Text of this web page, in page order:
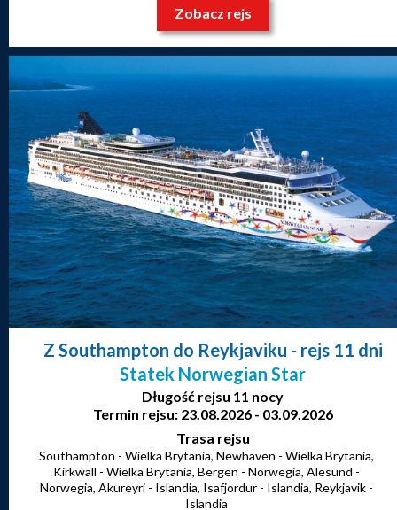
Zobacz rejs
Z Southampton do Reykjaviku - rejs 11 dni
Statek Norwegian Star
Długość rejsu 11 nocy
Termin rejsu: 23.08.2026 - 03.09.2026
Trasa rejsu
Southampton - Wielka Brytania, Newhaven - Wielka Brytania,
Kirkwall - Wielka Brytania, Bergen - Norwegia, Alesund -
Norwegia, Akureyri - Islandia, Isafjordur - Islandia, Reykjavik -
Islandia